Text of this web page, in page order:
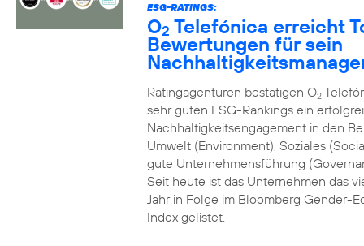
ESG-RATINGS:
O2 Telefónica erreicht
Bewertungen für sein
Ratingagenturen bestätigen O2
sehr guten ESG-Rankings ein
Nachhaltigkeitsengagement in den
Umwelt (Environment), Soziales
gute Unternehmensführung
Seit heute ist das Unternehmen das
Jahr in Folge im Bloomberg Gender-
Index gelistet.